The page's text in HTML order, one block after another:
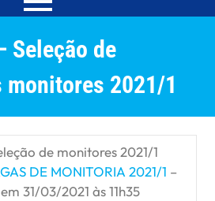
Seleção de
monitores 2021/1
de monitores 2021/1
DE MONITORIA 2021/1 –
31/03/2021 às 11h35